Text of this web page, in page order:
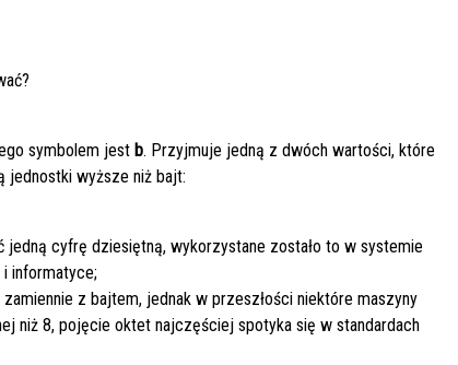
symbolem jestb. Przyjmuje jedną z dwóch wartości, które
jednostki wyższe niż bajt:
cyfrę dziesiętną, wykorzystane zostało to w systemie
informatyce;
z bajtem, jednak w przeszłości niektóre maszyny
niż 8, pojęcie oktet najczęściej spotyka się w standardach